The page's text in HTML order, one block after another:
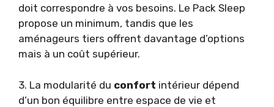
doit correspondre à vos besoins. Le Pack Sleep
propose un minimum, tandis que les
aménageurs tiers offrent davantage d’options
mais à un coût supérieur.
3. La modularité du confort intérieur dépend
d’un bon équilibre entre espace de vie et